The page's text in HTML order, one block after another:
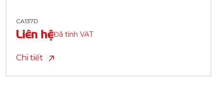
CA137D
Liên hệĐã tính VAT
Chi tiết